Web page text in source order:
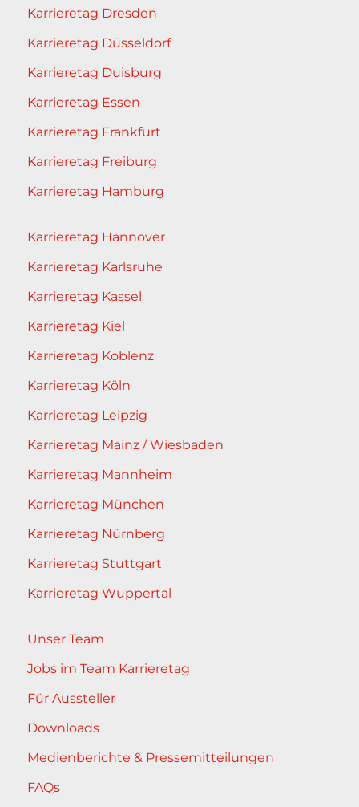
Karrieretag Dresden
Karrieretag Düsseldorf
Karrieretag Duisburg
Karrieretag Essen
Karrieretag Frankfurt
Karrieretag Freiburg
Karrieretag Hamburg
Karrieretag Hannover
Karrieretag Karlsruhe
Karrieretag Kassel
Karrieretag Kiel
Karrieretag Koblenz
Karrieretag Köln
Karrieretag Leipzig
Karrieretag Mainz / Wiesbaden
Karrieretag Mannheim
Karrieretag München
Karrieretag Nürnberg
Karrieretag Stuttgart
Karrieretag Wuppertal
Unser Team
Jobs im Team Karrieretag
Für Aussteller
Downloads
Medienberichte & Pressemitteilungen
FAQs